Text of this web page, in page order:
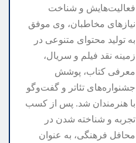
فعالیت‌هایش و شناخت
نیازهای مخاطبان، وی موفق
به تولید محتوای متنوعی در
زمینه نقد فیلم و سریال،
معرفی کتاب، پوشش
جشنواره‌های تئاتر و گفت‌وگو
با هنرمندان شد. پس از کسب
تجربه و شناخته شدن در
محافل فرهنگی، به عنوان